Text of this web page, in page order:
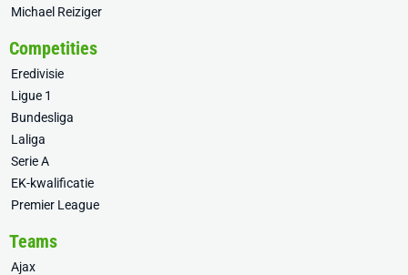
Michael Reiziger
Competities
Eredivisie
Ligue 1
Bundesliga
Laliga
Serie A
EK-kwalificatie
Premier League
Teams
Ajax